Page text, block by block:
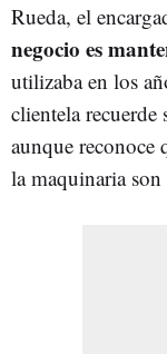
Rueda, el
negocio es
utilizaba en los
clientela
aunque reconoce
la maquinaria son